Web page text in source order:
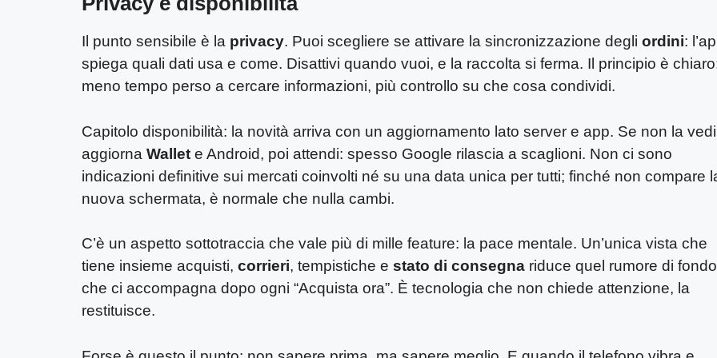
Il punto sensibile è la privacy. Puoi scegliere se attivare la sincronizzazione degli ordini:
spiega quali dati usa e come. Disattivi quando vuoi, e la raccolta si ferma. Il principio è
meno tempo perso a cercare informazioni, più controllo su che cosa condividi.
Capitolo disponibilità: la novità arriva con un aggiornamento lato server e app. Se non la
aggiorna Wallet e Android, poi attendi: spesso Google rilascia a scaglioni. Non ci sono
indicazioni definitive sui mercati coinvolti né su una data unica per tutti; finché non compare
nuova schermata, è normale che nulla cambi.
C’è un aspetto sottotraccia che vale più di mille feature: la pace mentale. Un’unica vista che
tiene insieme acquisti, corrieri, tempistiche e stato di consegna riduce quel rumore di fondo
che ci accompagna dopo ogni “Acquista ora”. È tecnologia che non chiede attenzione, la
restituisce.